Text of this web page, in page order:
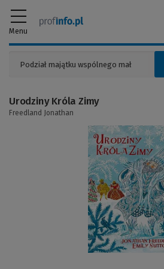
Menu
Urodziny Króla Zimy
Freedland Jonathan